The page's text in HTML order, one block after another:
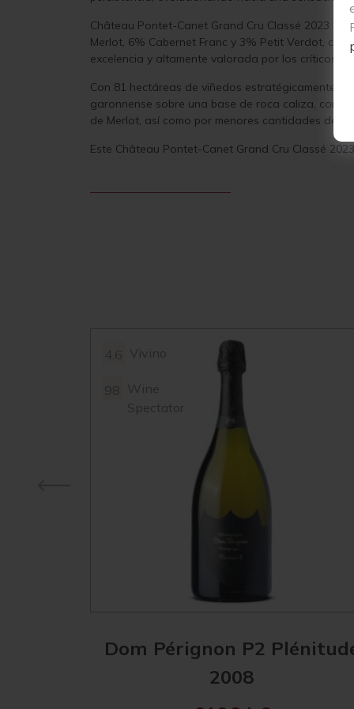
Château Pontet-Canet Grand Cru Classé 2023
Merlot, 6% Cabernet Franc y 3% Petit Verdot,
excelencia y altamente valorada por los críticos,
Con 81 hectáreas de viñedos estratégicamente
garonnense sobre una base de roca caliza,
de Merlot, así como por menores cantidades de
Este Château Pontet-Canet Grand Cru Classé
Vivino
Wine
Spectator
Dom Pérignon P2
2008